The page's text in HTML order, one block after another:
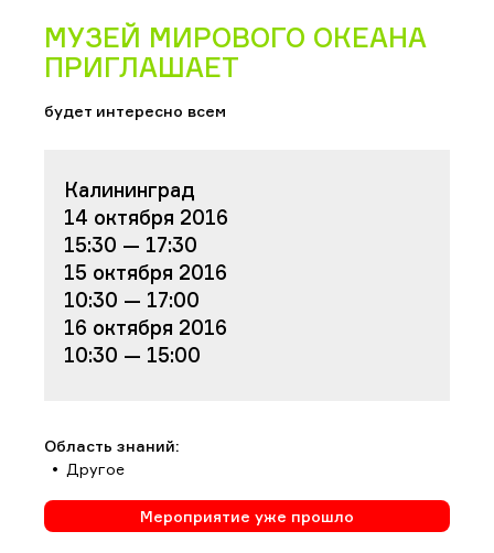
МУЗЕЙ МИРОВОГО ОКЕАНА
ПРИГЛАШАЕТ
будет интересно всем
Калининград
14 октября 2016
15:30 — 17:30
15 октября 2016
10:30 — 17:00
16 октября 2016
10:30 — 15:00
Область знаний:
Другое
Мероприятие уже прошло